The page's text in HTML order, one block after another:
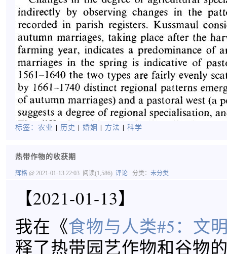
标签： 农业 | 历史 | 婚姻 | 方法 | 科学
热带作物的收获期
辉格 @ 2021-01-13 22:03 阅读(1,586) 评论 分类： 未分类
【2021-01-13】
我在《食物与人类#5：文
释了热带园艺作物和谷物